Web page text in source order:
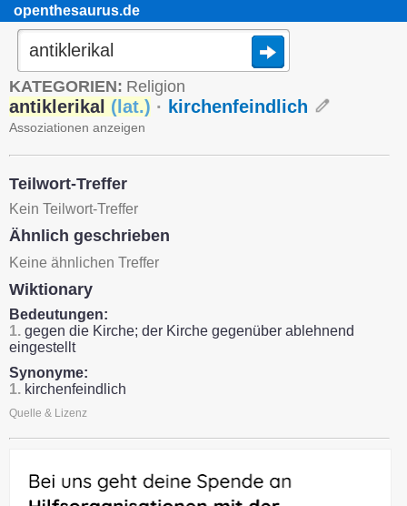
openthesaurus.de
KATEGORIEN: Religion
antiklerikal ( lat.) · kirchenfeindlich
Assoziationen anzeigen
Teilwort-Treffer
Kein Teilwort-Treffer
Ähnlich geschrieben
Keine ähnlichen Treffer
Wiktionary
Bedeutungen:
1. gegen die Kirche; der Kirche gegenüber ablehnend
eingestellt
Synonyme:
1. kirchenfeindlich
Quelle & Lizenz